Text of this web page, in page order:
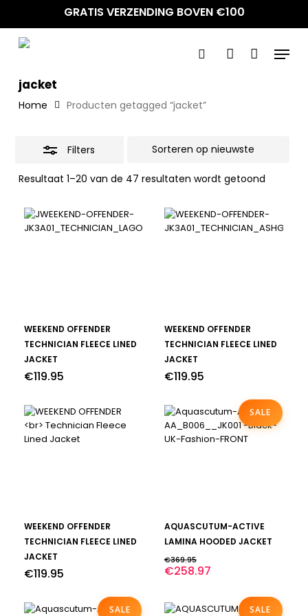
content
GRATIS VERZENDING BOVEN €100
search account
Menu
jacket
Home Producten getagged “jacket”
Filters
Resultaat 1–20 van de 47 resultaten wordt getoond
Close
BEKIJK
product
heeft
meerdere
variaties.
kan
gekozen
worden
WEEKEND OFFENDER
TECHNICIAN FLEECE LINED
JACKET
€119.95
BEKIJK
product
heeft
meerdere
variaties.
kan
gekozen
worden
WEEKEND OFFENDER
TECHNICIAN FLEECE LINED
JACKET
€119.95
BEKIJK
product
heeft
meerdere
variaties.
kan
WEEKEND OFFENDER
TECHNICIAN FLEECE LINED
JACKET
€119.95
SALE
BEKIJK
product
heeft
meerdere
variaties.
kan
AQUASCUTUM-ACTIVE
LAMINA HOODED JACKET
€369.95
€258.97
SALE SALE